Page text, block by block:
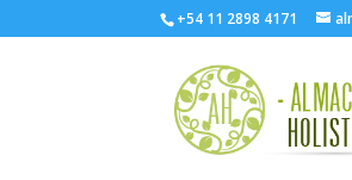
+54 11 2898 4171